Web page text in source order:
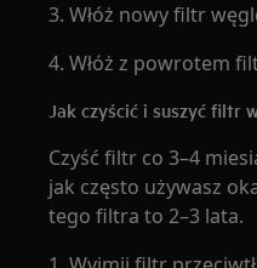
3. Włóż nowy filtr
4. Włóż z powrotem
Jak czyścić i suszyć filtr
Czyść filtr co 3–4
jak często używasz
tego filtra to 2–3 lata.